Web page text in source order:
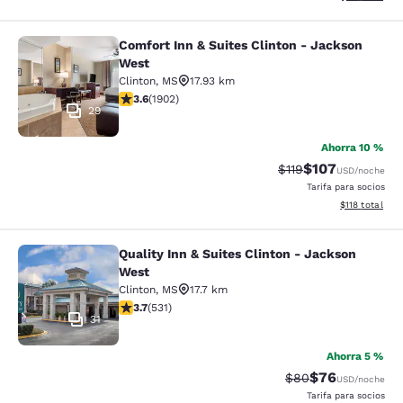
Comfort Inn & Suites Clinton -
29
Comfort Inn & Suites Clinton - Jackson
West
Clinton, MS
17.93 km
calificación de 3.58 estrellas. Bueno. 1902 reseñas
3.6(1902)
Ahorra 10 %
Precio tachado:
$119Precio con
$107USD/noche
Tarifa para socios
Ver detalles
$118 total
Quality Inn & Suites Clinton -
31
Quality Inn & Suites Clinton - Jackson
West
Clinton, MS
17.7 km
calificación de 3.72 estrellas. Bueno. 531 reseñas
3.7(531)
Ahorra 5 %
Precio tachado:
$80Precio con
$76USD/noche
Tarifa para socios